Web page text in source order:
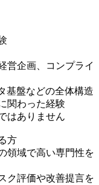
営企画、コンプライ
基盤などの全体構造
関わった経験
はありません
方
領域で高い専門性を
ク評価や改善提言を